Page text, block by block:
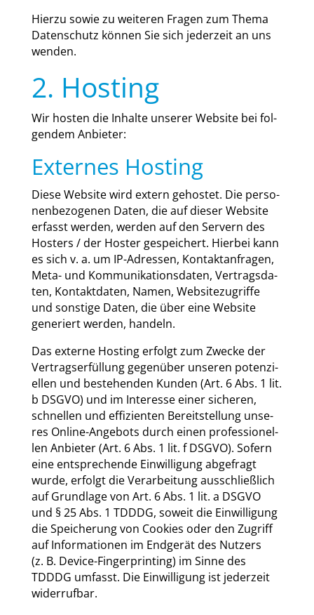
Hier­zu sowie zu wei­te­ren Fra­gen zum The­ma
Daten­schutz kön­nen Sie sich jeder­zeit an uns
wen­den.
2. Hosting
Wir hos­ten die Inhal­te unse­rer Web­site bei fol­
gen­dem Anbie­ter:
Externes Hosting
Die­se Web­site wird extern gehos­tet. Die per­so­
nen­be­zo­ge­nen Daten, die auf die­ser Web­site
erfasst wer­den, wer­den auf den Ser­vern des
Hos­ters / der Hos­ter gespei­chert. Hier­bei kann
es sich v. a. um IP-Adres­sen, Kon­takt­an­fra­gen,
Meta- und Kom­mu­ni­ka­ti­ons­da­ten, Ver­trags­da­
ten, Kon­takt­da­ten, Namen, Web­site­zu­grif­fe
und sons­ti­ge Daten, die über eine Web­site
gene­riert wer­den, han­deln.
Das exter­ne Hos­ting erfolgt zum Zwe­cke der
Ver­trags­er­fül­lung gegen­über unse­ren poten­zi­
el­len und bestehen­den Kun­den (Art. 6 Abs. 1 lit.
b DSGVO) und im Inter­es­se einer siche­ren,
schnel­len und effi­zi­en­ten Bereit­stel­lung unse­
res Online-Ange­bots durch einen pro­fes­sio­nel­
len Anbie­ter (Art. 6 Abs. 1 lit. f DSGVO). Sofern
eine ent­spre­chen­de Ein­wil­li­gung abge­fragt
wur­de, erfolgt die Ver­ar­bei­tung aus­schließ­lich
auf Grund­la­ge von Art. 6 Abs. 1 lit. a DSGVO
und § 25 Abs. 1 TDDDG, soweit die Ein­wil­li­gung
die Spei­che­rung von Coo­kies oder den Zugriff
auf Infor­ma­tio­nen im End­ge­rät des Nut­zers
(z. B. Device-Fin­ger­prin­ting) im Sin­ne des
TDDDG umfasst. Die Ein­wil­li­gung ist jeder­zeit
wider­ruf­bar.